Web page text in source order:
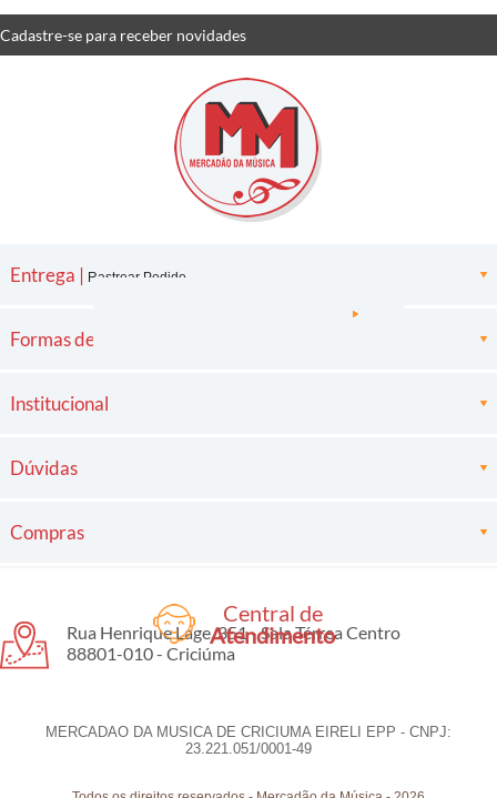
Cadastre-se para receber novidades
Entrega | Rastrear Pedido
Formas de pagamento
Institucional
Dúvidas
Compras
Central de
Atendimento
Rua Henrique Lage, 351 - Sala Térrea Centro
88801-010 - Criciúma
MERCADAO DA MUSICA DE CRICIUMA EIRELI EPP - CNPJ:
23.221.051/0001-49